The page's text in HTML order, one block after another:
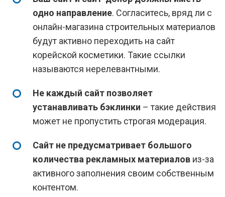
одно направление. Согласитесь, вряд ли с
онлайн-магазина строительных материалов
будут активно переходить на сайт
корейской косметики. Такие ссылки
называются нерелевантными.
Не каждый сайт позволяет
устанавливать бэклинки – такие действия
может не пропустить строгая модерация.
Сайт не предусматривает большого
количества рекламных материалов из-за
активного заполнения своим собственным
контентом.